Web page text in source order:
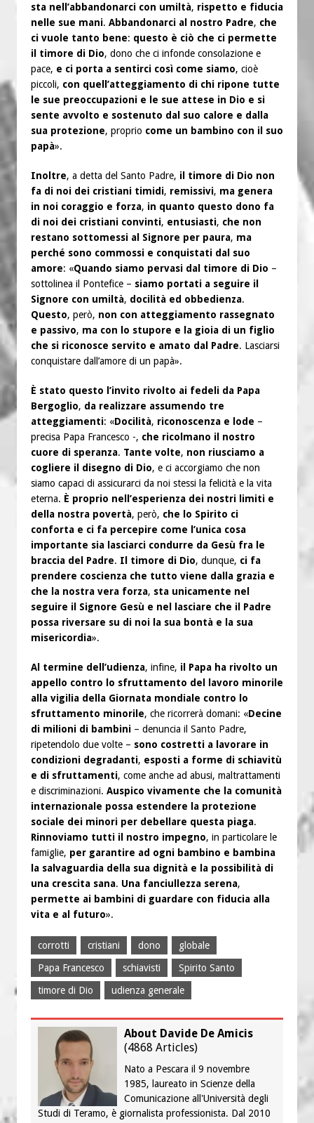
sta nell’abbandonarci con umiltà, rispetto e fiducia
nelle sue mani. Abbandonarci al nostro Padre, che
ci vuole tanto bene: questo è ciò che ci permette
il timore di Dio, dono che ci infonde consolazione e
pace, e ci porta a sentirci così come siamo, cioè
piccoli, con quell’atteggiamento di chi ripone tutte
le sue preoccupazioni e le sue attese in Dio e si
sente avvolto e sostenuto dal suo calore e dalla
sua protezione, proprio come un bambino con il suo
papà».
Inoltre, a detta del Santo Padre, il timore di Dio non
fa di noi dei cristiani timidi, remissivi, ma genera
in noi coraggio e forza, in quanto questo dono fa
di noi dei cristiani convinti, entusiasti, che non
restano sottomessi al Signore per paura, ma
perché sono commossi e conquistati dal suo
amore: «Quando siamo pervasi dal timore di Dio –
sottolinea il Pontefice – siamo portati a seguire il
Signore con umiltà, docilità ed obbedienza.
Questo, però, non con atteggiamento rassegnato
e passivo, ma con lo stupore e la gioia di un figlio
che si riconosce servito e amato dal Padre. Lasciarsi
conquistare dall’amore di un papà».
È stato questo l’invito rivolto ai fedeli da Papa
Bergoglio, da realizzare assumendo tre
atteggiamenti: «Docilità, riconoscenza e lode –
precisa Papa Francesco -, che ricolmano il nostro
cuore di speranza. Tante volte, non riusciamo a
cogliere il disegno di Dio, e ci accorgiamo che non
siamo capaci di assicurarci da noi stessi la felicità e la vita
eterna. È proprio nell’esperienza dei nostri limiti e
della nostra povertà, però, che lo Spirito ci
conforta e ci fa percepire come l’unica cosa
importante sia lasciarci condurre da Gesù fra le
braccia del Padre. Il timore di Dio, dunque, ci fa
prendere coscienza che tutto viene dalla grazia e
che la nostra vera forza, sta unicamente nel
seguire il Signore Gesù e nel lasciare che il Padre
possa riversare su di noi la sua bontà e la sua
misericordia».
Al termine dell’udienza, infine, il Papa ha rivolto un
appello contro lo sfruttamento del lavoro minorile
alla vigilia della Giornata mondiale contro lo
sfruttamento minorile, che ricorrerà domani: «Decine
di milioni di bambini – denuncia il Santo Padre,
ripetendolo due volte – sono costretti a lavorare in
condizioni degradanti, esposti a forme di schiavitù
e di sfruttamenti, come anche ad abusi, maltrattamenti
e discriminazioni. Auspico vivamente che la comunità
internazionale possa estendere la protezione
sociale dei minori per debellare questa piaga.
Rinnoviamo tutti il nostro impegno, in particolare le
famiglie, per garantire ad ogni bambino e bambina
la salvaguardia della sua dignità e la possibilità di
una crescita sana. Una fanciullezza serena,
permette ai bambini di guardare con fiducia alla
vita e al futuro».
corrotti cristiani dono
globale
Papa Francesco
schiavisti
Spirito Santo
timore di Dio
udienza generale
About Davide De Amicis
(4868 Articles)
Nato a Pescara il 9 novembre
1985, laureato in Scienze della
Comunicazione all'Università degli
Studi di Teramo, è giornalista professionista. Dal 2010